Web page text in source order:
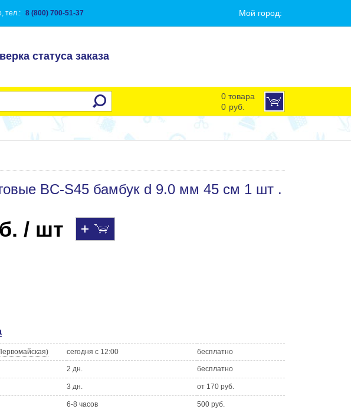
тел.: 8 (800) 700-51-37 Мой город:
статуса заказа
0 товара
0 руб.
BC-S45 бамбук d 9.0 мм 45 см 1 шт .
/ шт
сегодня с 12:00 бесплатно
2 дн. бесплатно
3 дн. от 170 руб.
6-8 часов 500 руб.